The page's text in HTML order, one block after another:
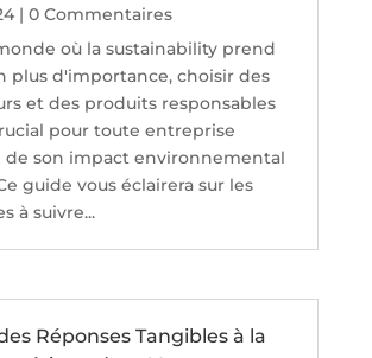
| 0 Commentaires
où la sustainability prend
plus d'importance, choisir des
et des produits responsables
pour toute entreprise
de son impact environnemental
guide vous éclairera sur les
à suivre...
Réponses Tangibles à la